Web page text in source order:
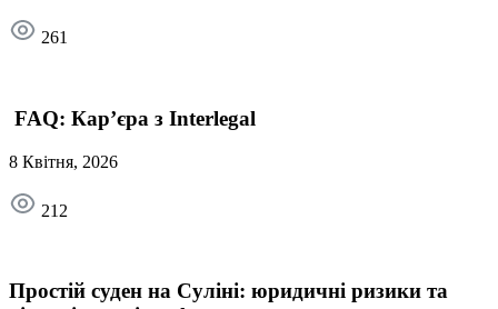
261
FAQ: Кар’єра з Interlegal
8 Квітня, 2026
212
Простій суден на Суліні: юридичні ризики та